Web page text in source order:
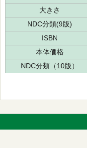
大きさ
NDC分類(9版)
ISBN
本体価格
NDC分類（10版）